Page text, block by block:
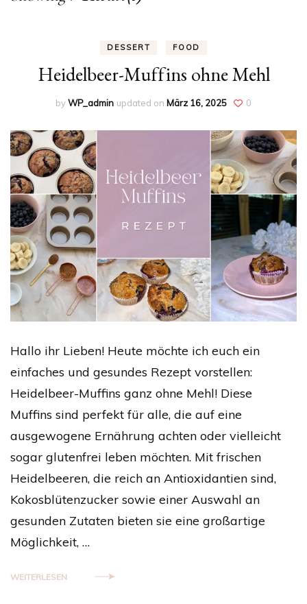
DESSERT FOOD
Heidelbeer-Muffins ohne Mehl
byWP_admin updated on März 16, 2025 0
Hallo ihr Lieben! Heute möchte ich euch ein
einfaches und gesundes Rezept vorstellen:
Heidelbeer-Muffins ganz ohne Mehl! Diese
Muffins sind perfekt für alle, die auf eine
ausgewogene Ernährung achten oder vielleicht
sogar glutenfrei leben möchten. Mit frischen
Heidelbeeren, die reich an Antioxidantien sind,
Kokosblütenzucker sowie einer Auswahl an
gesunden Zutaten bieten sie eine großartige
Möglichkeit, …
WEITERLESEN